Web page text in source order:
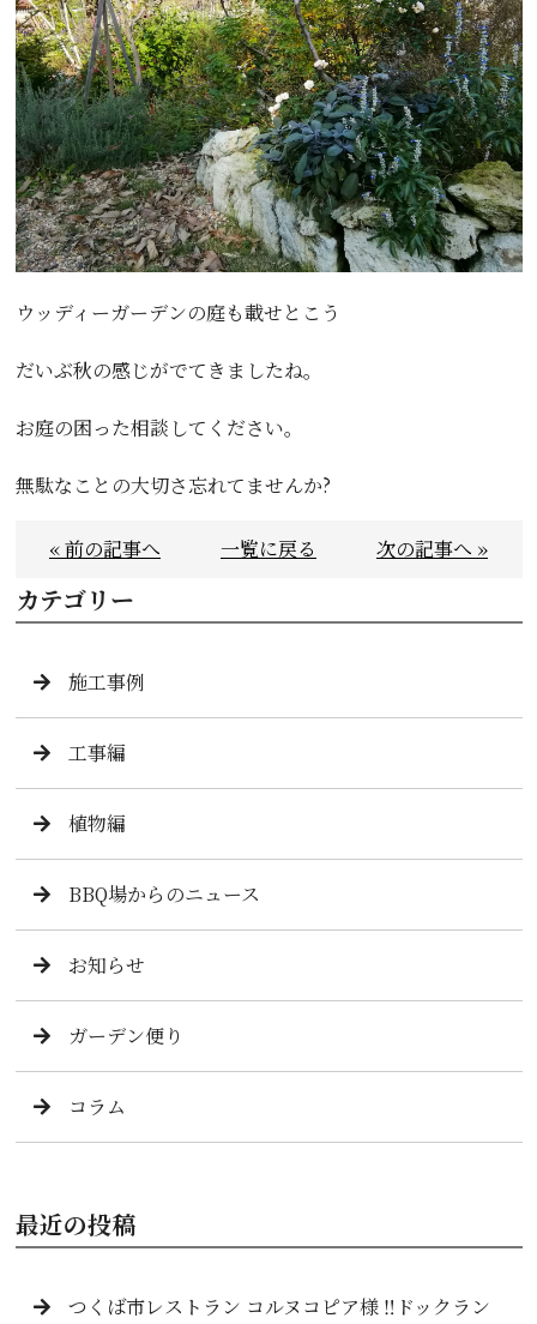
ウッディーガーデンの庭も載せとこう
だいぶ秋の感じがでてきましたね。
お庭の困った相談してください。
無駄なことの大切さ忘れてませんか?
« 前の記事へ 一覧に戻る 次の記事へ »
カテゴリー
施工事例
工事編
植物編
BBQ場からのニュース
お知らせ
ガーデン便り
コラム
最近の投稿
つくば市レストラン コルヌコピア様 ‼️ドックラン